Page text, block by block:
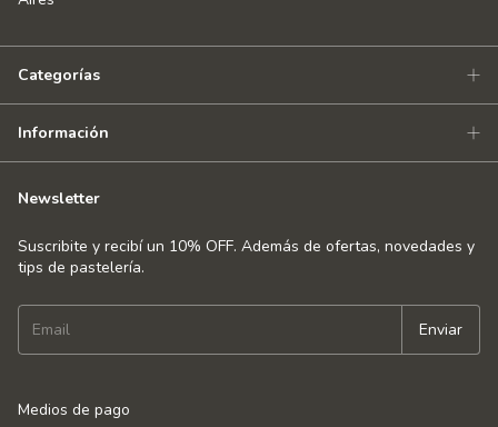
Categorías
Información
Newsletter
Suscribite y recibí un 10% OFF. Además de ofertas, novedades y
tips de pastelería.
Medios de pago